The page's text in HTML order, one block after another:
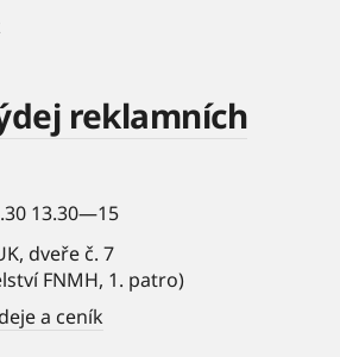
reklamních
13.30—15
dveře č. 7
FNMH, 1. patro)
a ceník